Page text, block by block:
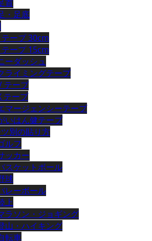
首
・足底
ープ 30cm
ープ 15cm
ーダッシュ
ライミングテープ
テープ
テープ
マージェンシーテープ
いはん健テープ
別の貼り方
ルフ
ッカー
スケットボール
球
レーボール
上
ラソン・ジョギング
山・ハイキング
転車